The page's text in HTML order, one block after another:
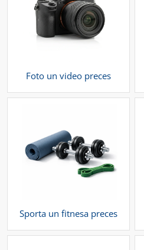
Foto un video preces
Sporta un fitnesa preces